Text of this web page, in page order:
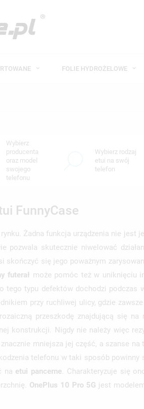
FOLIE HYDROŻELOWE
Wybierz
producenta
oraz model
swojego
telefonu
Wybierz rodzaj
etui na swój
telefon
FunnyCase
Żadna funkcja urządzenia nie jest
pozwala skutecznie niwelować
się jego poważnym
futerał
może pomóc też w uniknięciu
tego typu defektów dochodzi
przy ruchliwej ulicy, gdzie
przeszkodę znajdującą się na
konstrukcji. Nigdy nie należy więc
mniejsza jej część, a szanse
telefonu w taki sposób
na etui pancerne . Charakteryzuje się
OnePlus 10 Pro 5G jest